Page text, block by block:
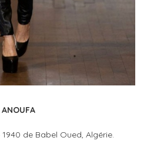
ANOUFA
de Babel Oued, Algérie.